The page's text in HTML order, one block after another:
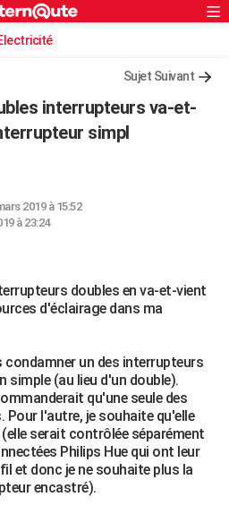
S'inscrire
Sujet Suivant
interrupteurs va-et-
simpl
2019 à 15:52
à 23:24
doubles en va-et-vient
d'éclairage dans ma
condamner un des interrupteurs
simple (au lieu d'un double).
qu'une seule des
Pour l'autre, je souhaite qu'elle
serait contrôlée séparément
Philips Hue qui ont leur
et donc je ne souhaite plus la
encastré).